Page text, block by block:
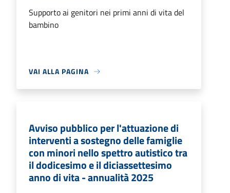
Supporto ai genitori nei primi anni di vita del
bambino
VAI ALLA PAGINA
Avviso pubblico per l'attuazione di
interventi a sostegno delle famiglie
con minori nello spettro autistico tra
il dodicesimo e il diciassettesimo
anno di vita - annualità 2025